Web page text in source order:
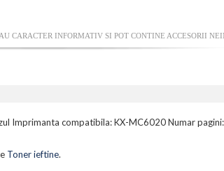
CARACTER INFORMATIV SI POT CONTINE ACCESORII
Imprimanta compatibila: KX-MC6020 Numar
Toner ieftine.